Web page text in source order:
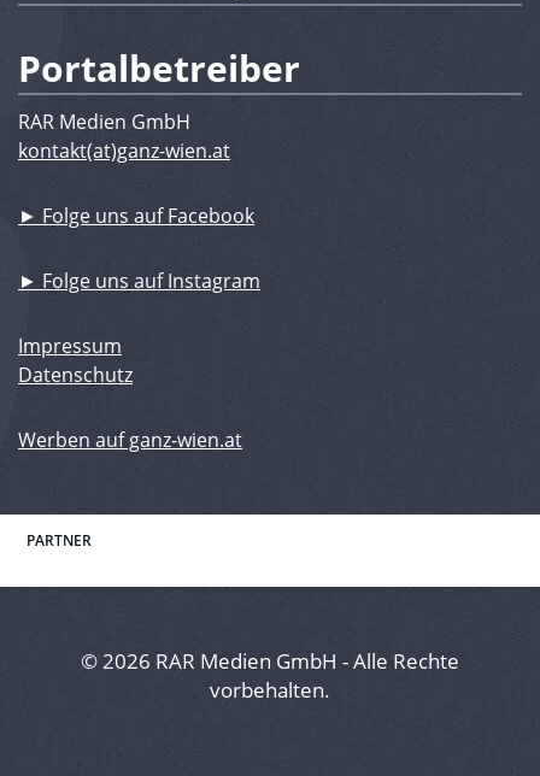
Portalbetreiber
RAR Medien GmbH
kontakt(at)ganz-wien.at
► Folge uns auf Facebook
► Folge uns auf Instagram
Impressum
Datenschutz
Werben auf ganz-wien.at
PARTNER
© 2026 RAR Medien GmbH - Alle Rechte
vorbehalten.